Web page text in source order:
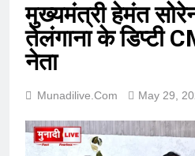
मुख्यमंत्री हेमंत
तेलंगाना के डिप्टी
नेता
Munadilive.com May 29,